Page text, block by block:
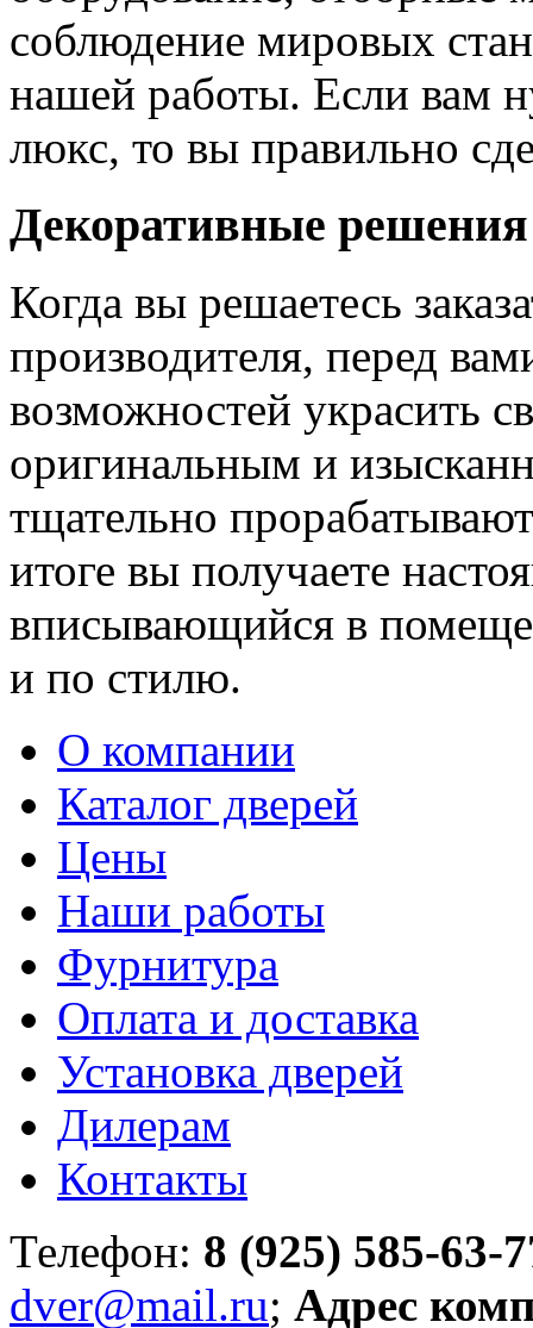
соблюдение мировых
нашей работы. Если вам
люкс, то вы правильно
Декоративные решения
Когда вы решаетесь
производителя, перед
возможностей украсить
оригинальным и
тщательно
итоге вы получаете
вписывающийся в
и по стилю.
О компании
Каталог дверей
Цены
Наши работы
Фурнитура
Оплата и доставка
Установка дверей
Дилерам
Контакты
Телефон: 8 (925) 585-63-
dver@mail.ru; Адрес